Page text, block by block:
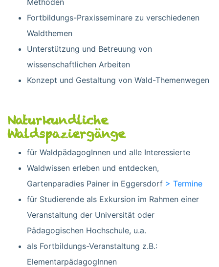
Fortbildungs-Praxisseminare zu verschiedenen
Waldthemen
Unterstützung und Betreuung von
wissenschaftlichen Arbeiten
Konzept und Gestaltung von Wald-Themenwegen
Naturkundliche
Waldspaziergänge
für WaldpädagogInnen und alle Interessierte
Waldwissen erleben und entdecken,
Gartenparadies Painer in Eggersdorf > Termine
für Studierende als Exkursion im Rahmen einer
Veranstaltung der Universität oder
Pädagogischen Hochschule, u.a.
als Fortbildungs-Veranstaltung z.B.:
ElementarpädagogInnen